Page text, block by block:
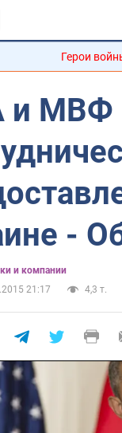
Герои
МВФ
-
и компании
21:17
4,3 т.